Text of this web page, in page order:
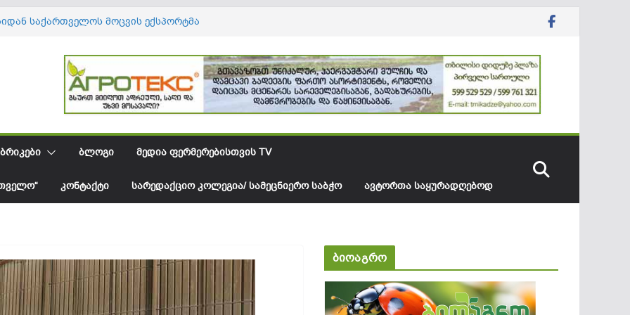
საქართველოს მოცვის ექსპორტმა
მოწესრიგება გრძელდება
_ დაკარგული შესაძლებლობა
თუ საკვები ელემენტის
იმპორტი იზრდება, ხოლო
ფასი მცირდება
ᲑᲚᲝᲒᲘ ᲛᲔᲓᲘᲐ ᲤᲔᲠᲛᲔᲠᲔᲑᲘᲡᲗᲕᲘᲡ TV
ᲙᲝᲜᲢᲐᲥᲢᲘ ᲡᲐᲠᲔᲓᲐᲥᲪᲘᲝ ᲙᲝᲚᲔᲒᲘᲐ/ ᲡᲐᲛᲔᲪᲜᲘᲔᲠᲝ ᲡᲐᲑᲭᲝ ᲐᲕᲢᲝᲠᲗᲐ ᲡᲐᲧᲣᲠᲐᲓᲦᲔᲑᲝᲓ
ბიოაგრო